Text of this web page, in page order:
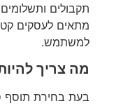
מתאים לעסקים
למשתמש.
מה צריך
בעת בחירת תוסף